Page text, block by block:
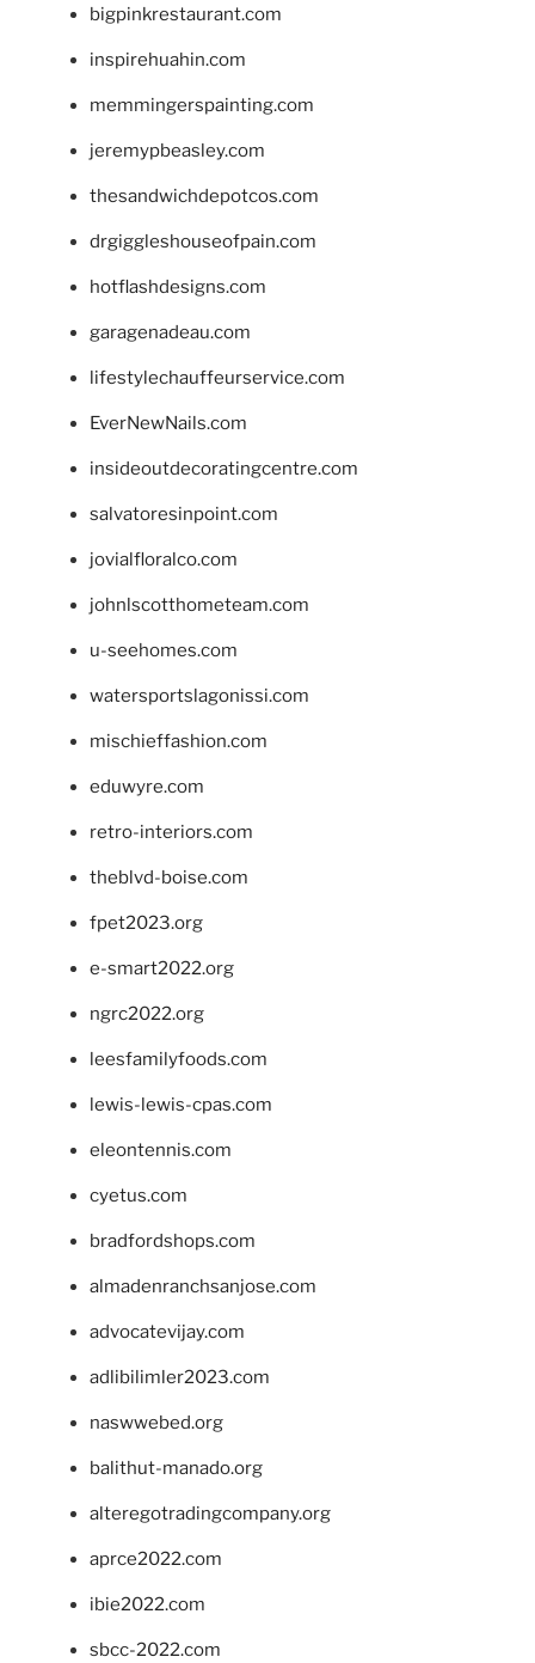
bigpinkrestaurant.com
inspirehuahin.com
memmingerspainting.com
jeremypbeasley.com
thesandwichdepotcos.com
drgiggleshouseofpain.com
hotflashdesigns.com
garagenadeau.com
lifestylechauffeurservice.com
EverNewNails.com
insideoutdecoratingcentre.com
salvatoresinpoint.com
jovialfloralco.com
johnlscotthometeam.com
u-seehomes.com
watersportslagonissi.com
mischieffashion.com
eduwyre.com
retro-interiors.com
theblvd-boise.com
fpet2023.org
e-smart2022.org
ngrc2022.org
leesfamilyfoods.com
lewis-lewis-cpas.com
eleontennis.com
cyetus.com
bradfordshops.com
almadenranchsanjose.com
advocatevijay.com
adlibilimler2023.com
naswwebed.org
balithut-manado.org
alteregotradingcompany.org
aprce2022.com
ibie2022.com
sbcc-2022.com